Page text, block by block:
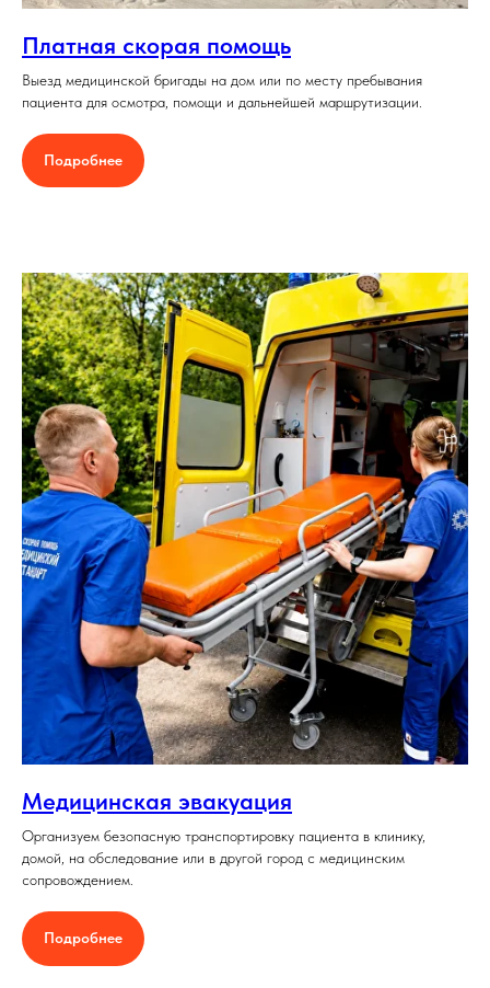
Платная скорая помощь
Выезд медицинской бригады на дом или по месту пребывания
пациента для осмотра, помощи и дальнейшей маршрутизации.
Подробнее
Медицинская эвакуация
Организуем безопасную транспортировку пациента в клинику,
домой, на обследование или в другой город с медицинским
сопровождением.
Подробнее